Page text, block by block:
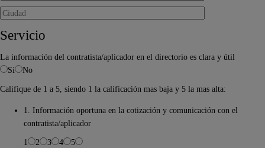
Servicio
La información del contratista/aplicador en el directorio es clara y útil
Si
No
Califique de 1 a 5, siendo 1 la calificación mas baja y 5 la mas alta:
1. Información oportuna en la cotización y comunicación con el
contratista/aplicador
1
2 3 4
5